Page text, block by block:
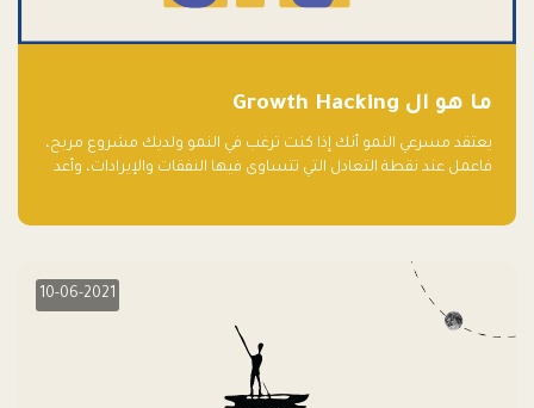
ما هو ال Growth Hacking
يعتقد مسرعي النمو أنك إذا كنت ترغب في النمو ولديك مشروع مربح،
فاعمل عند نقطة التعادل التي تتساوى فيها النفقات والإيرادات، وأعد
10-06-2021